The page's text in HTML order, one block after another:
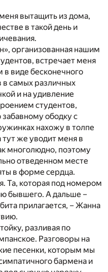
вытащить из дома,
в такой день и
организованная нашим
встречает меня
виде бесконечного
самых различных
и на удивление
студентов,
ободку с
нахожу в толпе
же уводит меня в
многолюдно, поэтому
отведенном месте
в форме сердца.
Та, которая под номером
бывшего. А дальше –
прилагается, – Жанна
разливая по
Разговоры на
песенки, которым мы
бармена и